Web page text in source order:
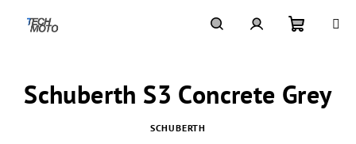
košík
Schuberth S3 Concrete Grey
SCHUBERTH